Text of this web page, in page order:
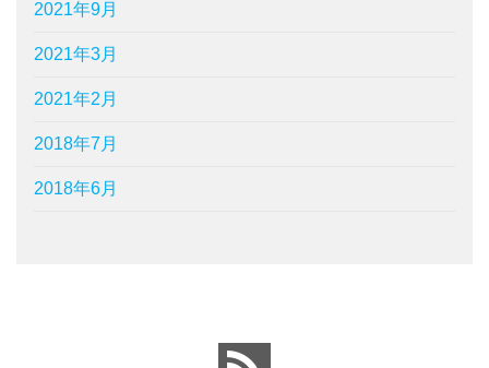
2021年9月
2021年3月
2021年2月
2018年7月
2018年6月